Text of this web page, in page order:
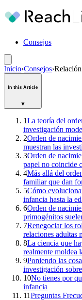
Consejos
Inicio›Consejos›Relación
In this Article
▾
1La teoría del
investigación
2Orden de
muestran las
3Orden de
papel no coincide
4Más allá del
familiar que dan
5Cómo
infancia hasta la
6Orden de
primogénitos
7Renegociar los
relaciones adultas
8La ciencia que
realmente moldea
9Poniendo las
investigación
10No tienes por
infancia
11Preguntas